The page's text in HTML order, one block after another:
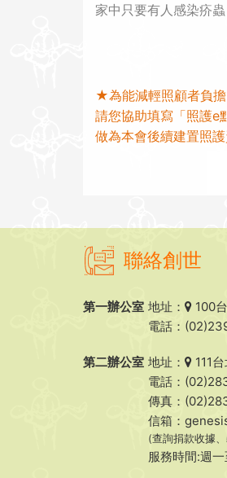
家中只要有人感染疥
★為能減輕照顧者負擔
請您協助填寫「照護e
做為本會後續建置照
聯絡創世
第一辦公室 地址：
100
電話：
第二辦公室 地址：
111
電話：
傳真：
信箱：
(查詢捐款收據
服務時間:週